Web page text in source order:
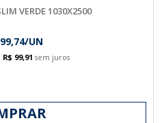
VERDE 1030X2500
UN
R$ 99,91 sem juros